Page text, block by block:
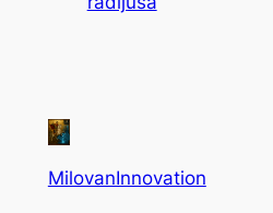
MilovanInnovation